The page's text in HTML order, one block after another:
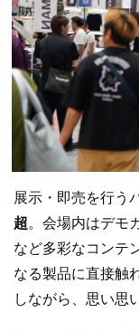
展示・即売を行う
超。会場内はデモ
など多彩なコンテ
なる製品に直接触
しながら、思い思